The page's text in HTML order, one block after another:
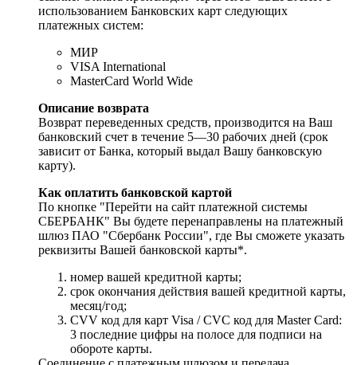
использованием Банковских карт следующих
платежных систем:
МИР
VISA International
MasterCard World Wide
Описание возврата
Возврат переведенных средств, производится на Ваш
банковский счет в течение 5—30 рабочих дней (срок
зависит от Банка, который выдал Вашу банковскую
карту).
Как оплатить банковской картой
По кнопке "Перейти на сайт платежной системы
СБЕРБАНК" Вы будете перенаправлены на платежный
шлюз ПАО "Сбербанк России", где Вы сможете указать
реквизиты Вашей банковской карты*.
номер вашей кредитной карты;
cрок окончания действия вашей кредитной карты,
месяц/год;
CVV код для карт Visa / CVC код для Master Card:
3 последние цифры на полосе для подписи на
обороте карты.